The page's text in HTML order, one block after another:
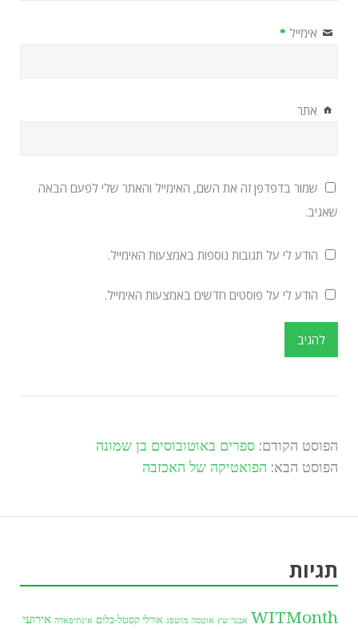
אימייל *
אתר
שמור בדפדפן זה את השם, האימייל והאתר שלי לפעם הבאה
שאגיב.
הודע לי על תגובות נוספות באמצעות האימייל.
הודע לי על פוסטים חדשים באמצעות האימייל.
הפוסט הקודם: ספרים באוטובוסים בן שמונה
הפוסט הבא: הפואטיקה של האכזבה
תגיות
WITMonth אבנר שץ אוטסה מושפג אורלי קסטל-בלום אינתיפאדה אירועי